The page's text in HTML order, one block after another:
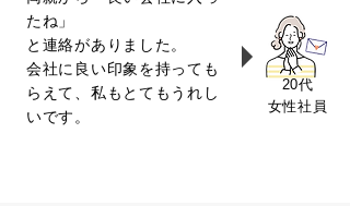
たね」
と連絡がありました。
会社に良い印象を持っても
らえて、私もとてもうれし
いです。
20代
女性社員